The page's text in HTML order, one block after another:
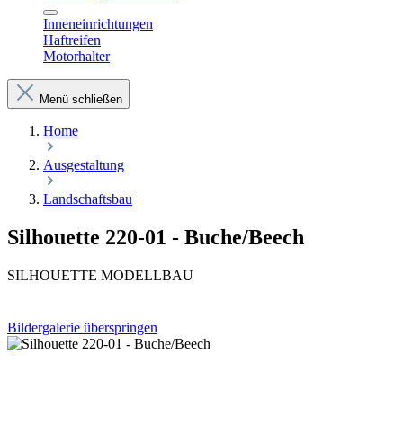
Inneneinrichtungen
Haftreifen
Motorhalter
Menü schließen
Home
Ausgestaltung
Landschaftsbau
Silhouette 220-01 - Buche/Beech
SILHOUETTE MODELLBAU
Bildergalerie überspringen